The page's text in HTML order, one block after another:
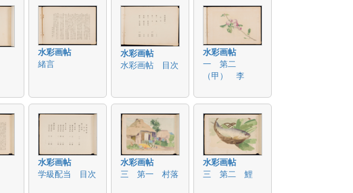
水彩画帖
緒言
水彩画帖
水彩画帖 目次
水彩画帖
一 第二
（甲） 李
水彩画帖
学級配当 目次
水彩画帖
三 第一 村落
水彩画帖
三 第二 鯉